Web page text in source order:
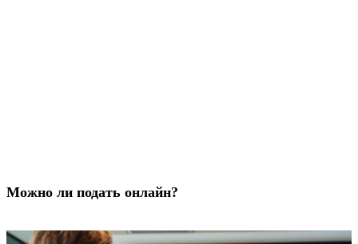
Можно ли подать онлайн?